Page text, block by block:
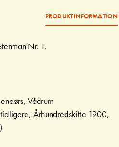
PRODUKTINFORMATION
Nr. 1.
Vådrum
Århundredskifte 1900,